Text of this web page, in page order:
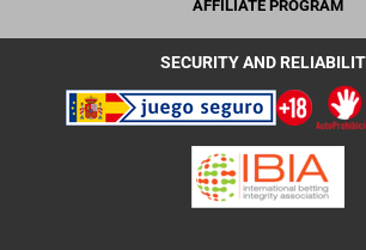
AFFILIATE PROGRAM
SECURITY AND